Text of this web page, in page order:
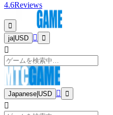
4.6Reviews
ja| USD
Japanese USD